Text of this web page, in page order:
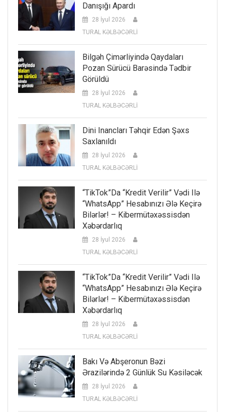
Danışığı Apardı
28 İyul 2026
TURAL KƏLBƏCƏRLİ
Bilgəh Çimərliyində Qaydaları
Pozan Sürücü Barəsində Tədbir
Görüldü
28 İyul 2026
TURAL KƏLBƏCƏRLİ
Dini Inancları Təhqir Edən Şəxs
Saxlanıldı
28 İyul 2026
TURAL KƏLBƏCƏRLİ
“TikTok”da “kredit Verilir” Vədi Ilə
“WhatsApp” Hesabınızı Ələ Keçirə
Bilərlər! – Kibermütəxəssisdən
Xəbərdarlıq
28 İyul 2026
TURAL KƏLBƏCƏRLİ
“TikTok”da “kredit Verilir” Vədi Ilə
“WhatsApp” Hesabınızı Ələ Keçirə
Bilərlər! – Kibermütəxəssisdən
Xəbərdarlıq
28 İyul 2026
TURAL KƏLBƏCƏRLİ
Bakı Və Abşeronun Bəzi
Ərazilərində 2 Günlük Su Kəsiləcək
28 İyul 2026
TURAL KƏLBƏCƏRLİ